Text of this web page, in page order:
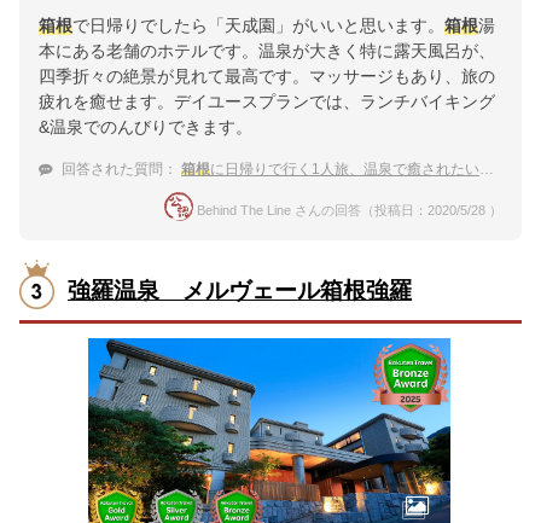
箱根で日帰りでしたら「天成園」がいいと思います。 箱根湯
本にある老舗のホテルです。温泉が大きく特に露天風呂が、
四季折々の絶景が見れて最高です。マッサージもあり、旅の
疲れを癒せます。デイユースプランでは、ランチバイキング
&温泉でのんびりできます。
回答された質問： 箱根に日帰りで行く1人旅、温泉で癒されたい。ランチも美味しい温泉宿を教えて！
Behind The Line さんの回答（投稿日：2020/5/28 ）
強羅温泉 メルヴェール箱根強羅